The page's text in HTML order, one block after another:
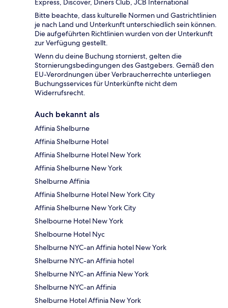
Express, Discover, Diners Club, JCB International
Bitte beachte, dass kulturelle Normen und Gastrichtlinien
je nach Land und Unterkunft unterschiedlich sein können.
Die aufgeführten Richtlinien wurden von der Unterkunft
zur Verfügung gestellt.
Wenn du deine Buchung stornierst, gelten die
Stornierungsbedingungen des Gastgebers. Gemäß den
EU-Verordnungen über Verbraucherrechte unterliegen
Buchungsservices für Unterkünfte nicht dem
Widerrufsrecht.
Auch bekannt als
Affinia Shelburne
Affinia Shelburne Hotel
Affinia Shelburne Hotel New York
Affinia Shelburne New York
Shelburne Affinia
Affinia Shelburne Hotel New York City
Affinia Shelburne New York City
Shelbourne Hotel New York
Shelbourne Hotel Nyc
Shelburne NYC-an Affinia hotel New York
Shelburne NYC-an Affinia hotel
Shelburne NYC-an Affinia New York
Shelburne NYC-an Affinia
Shelburne Hotel Affinia New York